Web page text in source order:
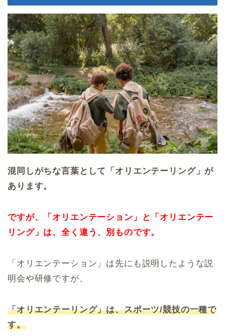
混同しがちな言葉として「オリエンテーリング」が
あります。
ですが、「オリエンテーション」と「オリエンテー
リング」は、全く違う、別ものです。
「オリエンテーション」は先にも説明したような説
明会や研修ですが、
「オリエンテーリング」は、スポーツ/競技の一種で
す。